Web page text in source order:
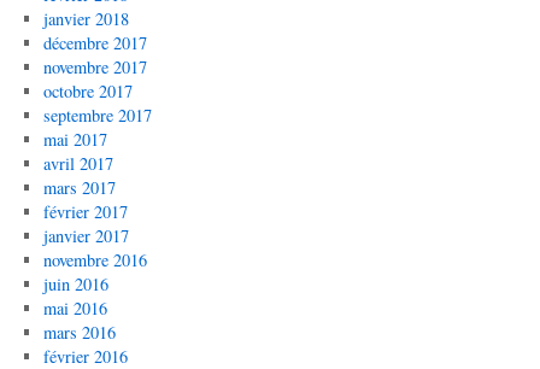
janvier 2018
décembre 2017
novembre 2017
octobre 2017
septembre 2017
mai 2017
avril 2017
mars 2017
février 2017
janvier 2017
novembre 2016
juin 2016
mai 2016
mars 2016
février 2016